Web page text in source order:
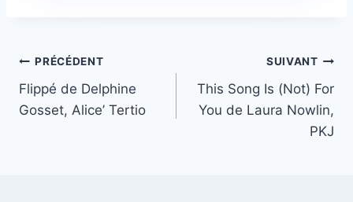
PRÉCÉDENT
Flippé de Delphine
Gosset, Alice’ Tertio
SUIVANT
This Song Is (Not) For
You de Laura Nowlin,
PKJ